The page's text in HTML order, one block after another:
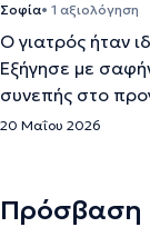
Σοφία• 1 αξιολόγηση
Ο γιατρός ήταν
Εξήγησε με
συνεπής στο
20 Μαΐου 2026
Πρόσβαση